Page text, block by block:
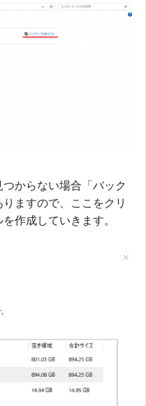
からない場合「バック
ますので、ここをクリ
作成していきます。